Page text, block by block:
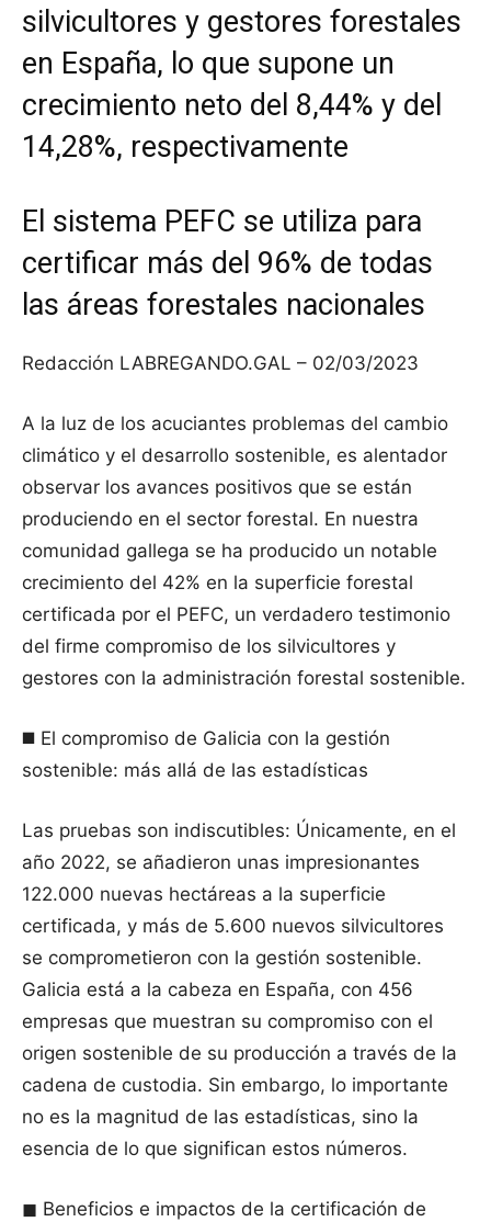
silvicultores y gestores forestales
en España, lo que supone un
crecimiento neto del 8,44% y del
14,28%, respectivamente
El sistema PEFC se utiliza para
certificar más del 96% de todas
las áreas forestales nacionales
Redacción LABREGANDO.GAL – 02/03/2023
A la luz de los acuciantes problemas del cambio
climático y el desarrollo sostenible, es alentador
observar los avances positivos que se están
produciendo en el sector forestal. En nuestra
comunidad gallega se ha producido un notable
crecimiento del 42% en la superficie forestal
certificada por el PEFC, un verdadero testimonio
del firme compromiso de los silvicultores y
gestores con la administración forestal sostenible.
◼️ El compromiso de Galicia con la gestión
sostenible: más allá de las estadísticas
Las pruebas son indiscutibles: Únicamente, en el
año 2022, se añadieron unas impresionantes
122.000 nuevas hectáreas a la superficie
certificada, y más de 5.600 nuevos silvicultores
se comprometieron con la gestión sostenible.
Galicia está a la cabeza en España, con 456
empresas que muestran su compromiso con el
origen sostenible de su producción a través de la
cadena de custodia. Sin embargo, lo importante
no es la magnitud de las estadísticas, sino la
esencia de lo que significan estos números.
◼ Beneficios e impactos de la certificación de